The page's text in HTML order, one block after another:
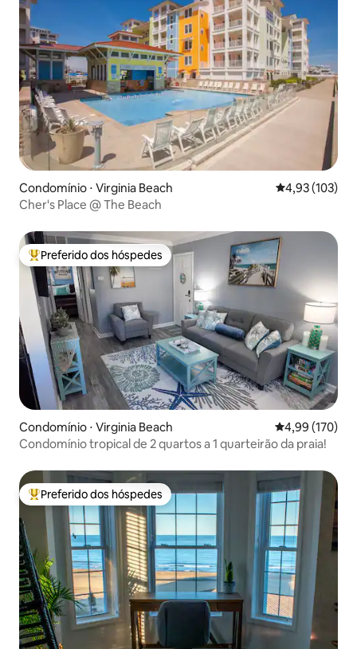
Condomínio ⋅ Virginia Beach 4,93 de uma
4,93 (103)
Cher's Place @ The Beach
Entre os melhores preferidos dos hóspedes
Preferido dos hóspedes
Condomínio ⋅ Virginia Beach 4,99 de uma
4,99 (170)
Condomínio tropical de 2 quartos a 1 quarteirão da praia!
Entre os melhores preferidos dos hóspedes
Preferido dos hóspedes